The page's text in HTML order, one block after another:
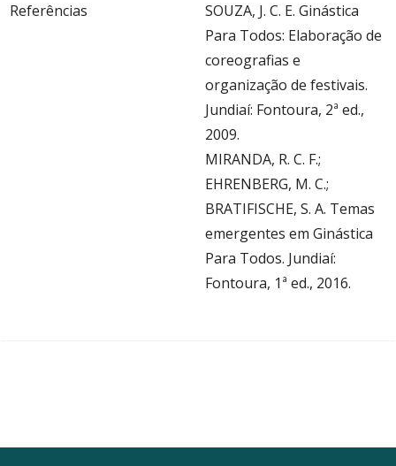
Referências
SOUZA, J. C. E. Ginástica
Para Todos: Elaboração de
coreografias e
organização de festivais.
Jundiaí: Fontoura, 2ª ed.,
2009.
MIRANDA, R. C. F.;
EHRENBERG, M. C.;
BRATIFISCHE, S. A. Temas
emergentes em Ginástica
Para Todos. Jundiaí:
Fontoura, 1ª ed., 2016.